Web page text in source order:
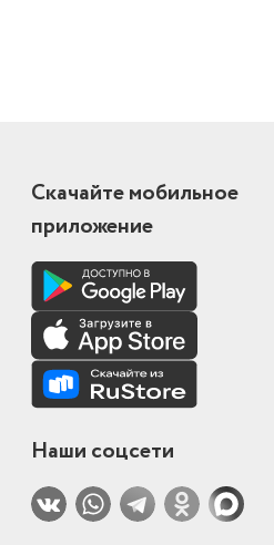
Скачайте мобильное
приложение
Наши соцсети